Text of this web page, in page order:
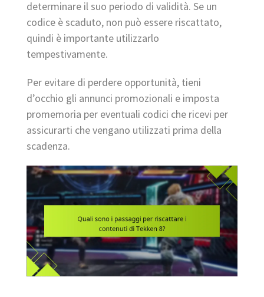
determinare il suo periodo di validità. Se un
codice è scaduto, non può essere riscattato,
quindi è importante utilizzarlo
tempestivamente.
Per evitare di perdere opportunità, tieni
d’occhio gli annunci promozionali e imposta
promemoria per eventuali codici che ricevi per
assicurarti che vengano utilizzati prima della
scadenza.